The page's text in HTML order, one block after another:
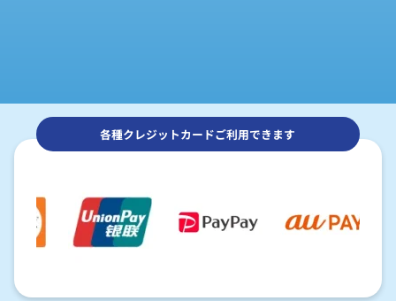
各種クレジットカードご利用できます